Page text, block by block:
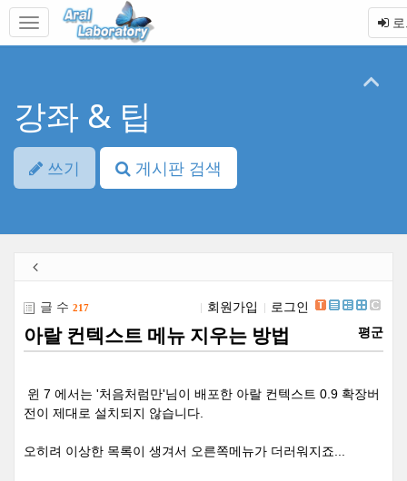
본
바
메
토
강좌 & 팁
쓰기 게시판 검색
글 수 217 회원가입 로그인
아랄 컨텍스트 메뉴 지우는 방법 평군
윈 7 에서는 '처음처럼만'님이 배포한 아랄 컨텍스트 0.9 확장버
전이 제대로 설치되지 않습니다.
오히려 이상한 목록이 생겨서 오른쪽메뉴가 더러워지죠...